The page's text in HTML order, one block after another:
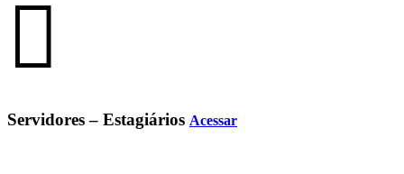
Servidores – Estagiários Acessar